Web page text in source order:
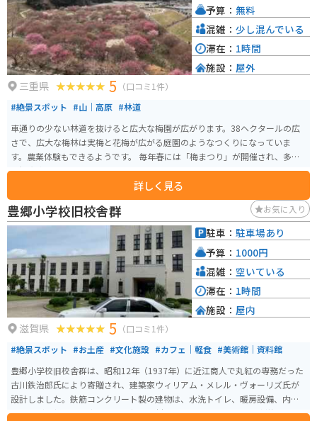
三重県 5 （口コミ1件）
#絶景スポット #山｜高原 #林道
車通りの少ない林道を抜けると広大な梅園が広がります。38ヘクタールの広
さで、広大な梅林は実梅と花梅が広がる庭園のようなつくりになっていま
す。農業体験もできるようです。 毎年春には「梅まつり」が開催され、多く
の観光客で賑わいます。
詳しく見る
予算： 無料
混雑： 少し混んでいる
滞在： 1時間
施設： 屋外
豊郷小学校旧校舎群 お気に入り
滋賀県 5 （口コミ1件）
#絶景スポット #お土産 #文化施設 #カフェ｜軽食 #美術館｜資料館
豊郷小学校旧校舎群は、昭和12年（1937年）に近江商人で丸紅の専務だった
古川鉄治郎氏により寄贈され、建築家ウィリアム・メレル・ヴォーリズ氏が
設計しました。鉄筋コンクリート製の建物は、水洗トイレ、暖房設備、内線
電話など最新設備を完備し、最新の教材を備えていたことから「東洋一の小
駐車： 駐車場あり
予算： 1000円
混雑： 空いている
滞在： 1時間
施設： 屋内